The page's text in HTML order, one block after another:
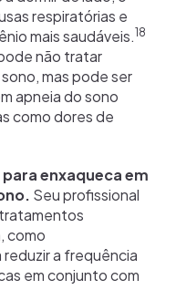
respiratórias e
mais saudáveis.18
não tratar
mas pode ser
apneia do sono
como dores de
enxaqueca em
Seu profissional
como
a frequência
em conjunto com